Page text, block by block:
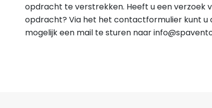
opdracht te verstrekken. Heeft u een verzoek
opdracht? Via het het contactformulier kunt u
mogelijk een mail te sturen naar